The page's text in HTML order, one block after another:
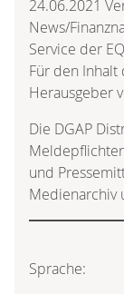
24.06.2021
News/
Service der
Für den
Herausgeber
Die DGAP
und
Medienarchiv
Sprache: